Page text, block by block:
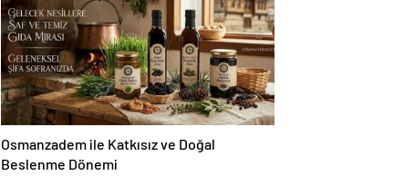
Çevrildi
Osmanzadem ile Katkısız ve Doğal
Beslenme Dönemi